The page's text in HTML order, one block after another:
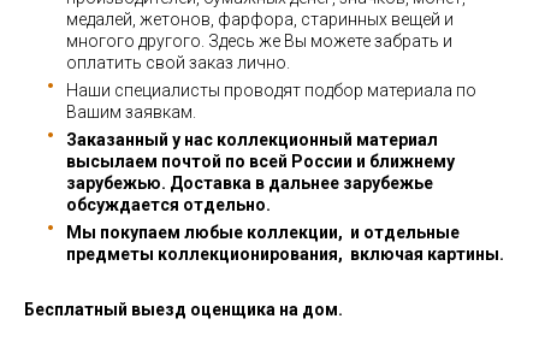
медалей, жетонов, фарфора, старинных вещей и
многого другого. Здесь же Вы можете забрать и
оплатить свой заказ лично.
Наши специалисты проводят подбор материала по
Вашим заявкам.
Заказанный у нас коллекционный материал
высылаем почтой по всей России и ближнему
зарубежью. Доставка в дальнее зарубежье
обсуждается отдельно.
Мы покупаем любые коллекции, и отдельные
предметы коллекционирования, включая картины.
Бесплатный выезд оценщика на дом.